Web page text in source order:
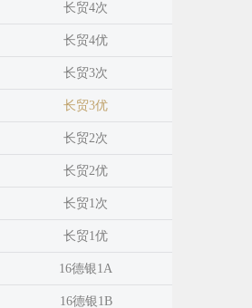
长贸4次
长贸4优
长贸3次
长贸3优
长贸2次
长贸2优
长贸1次
长贸1优
16德银1A
16德银1B